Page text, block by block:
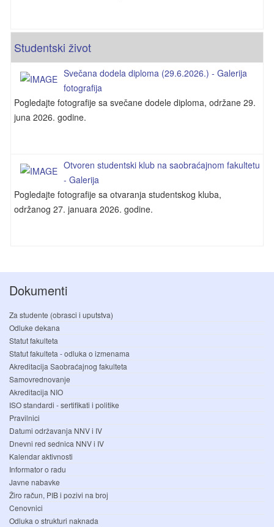
Studentski život
Svečana dodela diploma (29.6.2026.) - Galerija
fotografija
Pogledajte fotografije sa svečane dodele diploma, održane 29.
juna 2026. godine.
Otvoren studentski klub na saobraćajnom fakultetu
- Galerija
Pogledajte fotografije sa otvaranja studentskog kluba,
održanog 27. januara 2026. godine.
Dokumenti
Za studente (obrasci i uputstva)
Odluke dekana
Statut fakulteta
Statut fakulteta - odluka o izmenama
Akreditacija Saobraćajnog fakulteta
Samovrednovanje
Akreditacija NIO
ISO standardi - sertifikati i politike
Pravilnici
Datumi održavanja NNV i IV
Dnevni red sednica NNV i IV
Kalendar aktivnosti
Informator o radu
Javne nabavke
Žiro račun, PIB i pozivi na broj
Cenovnici
Odluka o strukturi naknada